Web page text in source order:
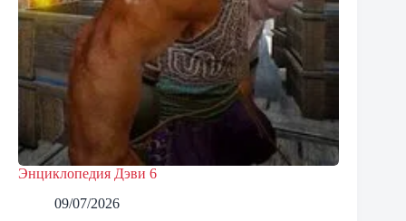
Энциклопедия Дэви 6
09/07/2026